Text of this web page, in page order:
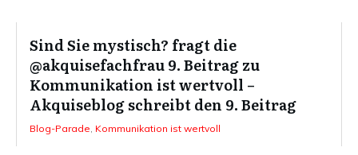
Sind Sie mystisch? fragt die
@akquisefachfrau 9. Beitrag zu
Kommunikation ist wertvoll –
Akquiseblog schreibt den 9. Beitrag
Blog-Parade Kommunikation ist wertvoll